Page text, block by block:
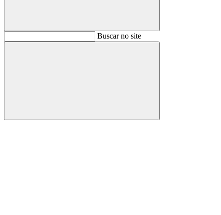
BuscarBuscar no site
Buscar